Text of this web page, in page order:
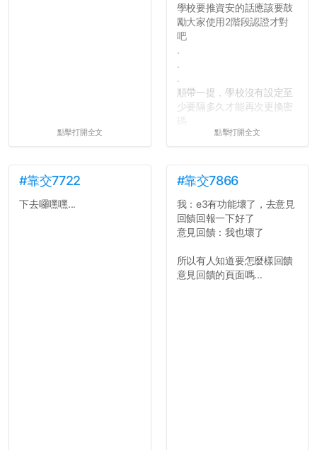
點擊打開全文
學校要推資安的話應該要鼓
勵大家使用2階段認證才對
吧
.
.
.
順帶一提，學校沒有設定至
少要隔多久才能再次更換密
所以只要重新設定4次密碼
真是安全呢...
點擊打開全文
#靠交7722
下去囉嘿嘿...
#靠交7866
我：e3有功能壞了，去意見
回饋回報一下好了
意見回饋：我也壞了
所以有人知道要怎麼樣回饋
意見回饋的頁面嗎...